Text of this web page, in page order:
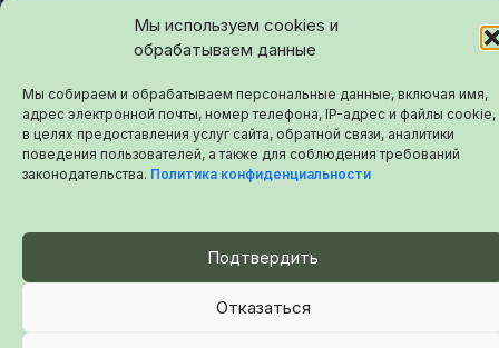
Мы используем cookies и
обрабатываем данные
Мы собираем и обрабатываем персональные данные, включая имя,
адрес электронной почты, номер телефона, IP-адрес и файлы cookie,
в целях предоставления услуг сайта, обратной связи, аналитики
поведения пользователей, а также для соблюдения требований
законодательства. Политика конфиденциальности
Подтвердить
Отказаться
© 2026 aclips.ru